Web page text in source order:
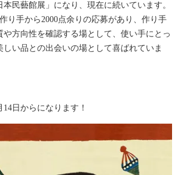
民藝館展」になり、現在に続いています。
り手から2000点余りの応募があり、作り手
や方向性を確認する場として、使い手にとっ
しい品との出会いの場として喜ばれていま
日からになります！